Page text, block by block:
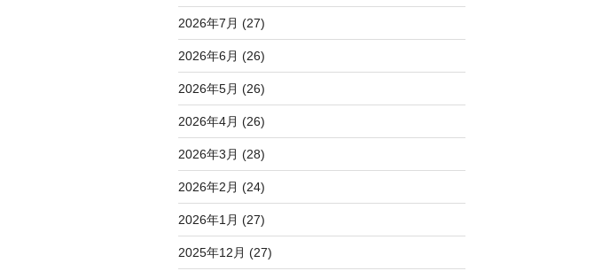
2026年7月 (27)
2026年6月 (26)
2026年5月 (26)
2026年4月 (26)
2026年3月 (28)
2026年2月 (24)
2026年1月 (27)
2025年12月 (27)